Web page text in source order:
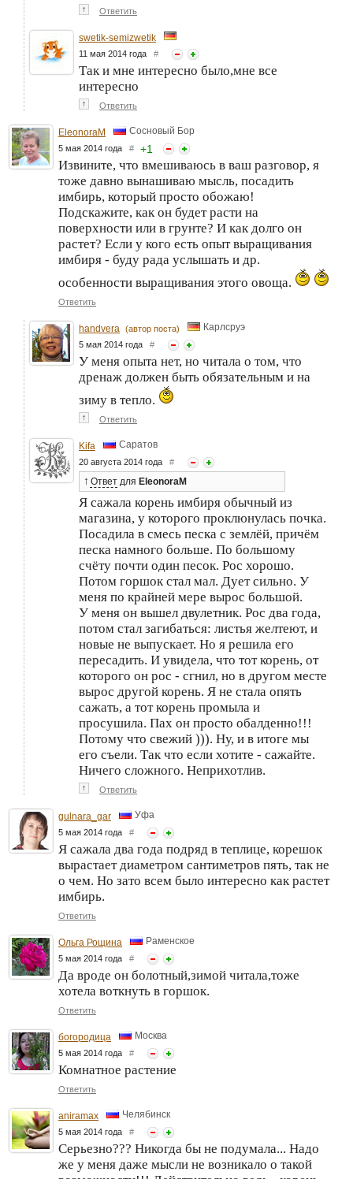
↑ Ответить
swetik-semizwetik
11 мая 2014 года #
Так и мне интересно было,мне все
интересно
↑ Ответить
EleonoraM Сосновый Бор
5 мая 2014 года # +1
Извините, что вмешиваюсь в ваш разговор, я
тоже давно вынашиваю мысль, посадить
имбирь, который просто обожаю!
Подскажите, как он будет расти на
поверхности или в грунте? И как долго он
растет? Если у кого есть опыт выращивания
имбиря - буду рада услышать и др.
особенности выращивания этого овоща.
Ответить
handvera (автор поста) Карлсруэ
5 мая 2014 года #
У меня опыта нет, но читала о том, что
дренаж должен быть обязательным и на
зиму в тепло.
↑ Ответить
Kifa Саратов
20 августа 2014 года #
↑ Ответ для EleonoraM
Я сажала корень имбиря обычный из
магазина, у которого проклюнулась почка.
Посадила в смесь песка с землёй, причём
песка намного больше. По большому
счёту почти один песок. Рос хорошо.
Потом горшок стал мал. Дует сильно. У
меня по крайней мере вырос большой.
У меня он вышел двулетник. Рос два года,
потом стал загибаться: листья желтеют, и
новые не выпускает. Но я решила его
пересадить. И увидела, что тот корень, от
которого он рос - сгнил, но в другом месте
вырос другой корень. Я не стала опять
сажать, а тот корень промыла и
просушила. Пах он просто обалденно!!!
Потому что свежий ))). Ну, и в итоге мы
его съели. Так что если хотите - сажайте.
Ничего сложного. Неприхотлив.
↑ Ответить
gulnara_gar Уфа
5 мая 2014 года #
Я сажала два года подряд в теплице, корешок
вырастает диаметром сантиметров пять, так не
о чем. Но зато всем было интересно как растет
имбирь.
Ответить
Ольга Рощина Раменское
5 мая 2014 года #
Да вроде он болотный,зимой читала,тоже
хотела воткнуть в горшок.
Ответить
богородица Москва
5 мая 2014 года #
Комнатное растение
Ответить
aniramax Челябинск
5 мая 2014 года #
Серьезно??? Никогда бы не подумала... Надо
же у меня даже мысли не возникало о такой